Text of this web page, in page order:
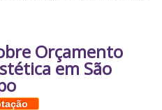
Orçamento
em São